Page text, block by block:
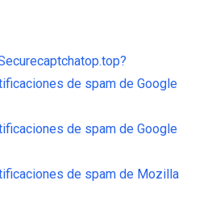
de spam de Google
de spam de Google
de spam de Mozilla